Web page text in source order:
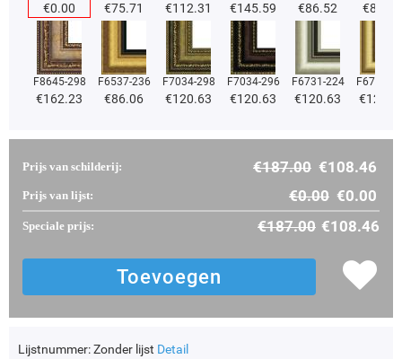
€0.00 €75.71 €112.31 €145.59 €86.52 €86.52
F8645-298
€162.23
F6537-236
€86.06
F7034-298
€120.63
F7034-296
€120.63
F6731-224
€120.63
F6731-
€
Prijs van schilderij: €187.00 €108.46
Prijs van lijst: €0.00 €0.00
Speciale prijs: €187.00 €108.46
Lijstnummer:Zonder lijst Detail